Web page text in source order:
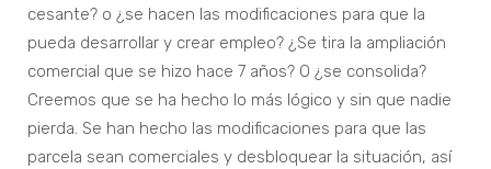
cesante? o ¿se hacen las modificaciones para que la
pueda desarrollar y crear empleo? ¿Se tira la ampliación
comercial que se hizo hace 7 años? O ¿se consolida?
Creemos que se ha hecho lo más lógico y sin que nadie
pierda. Se han hecho las modificaciones para que las
parcela sean comerciales y desbloquear la situación, así